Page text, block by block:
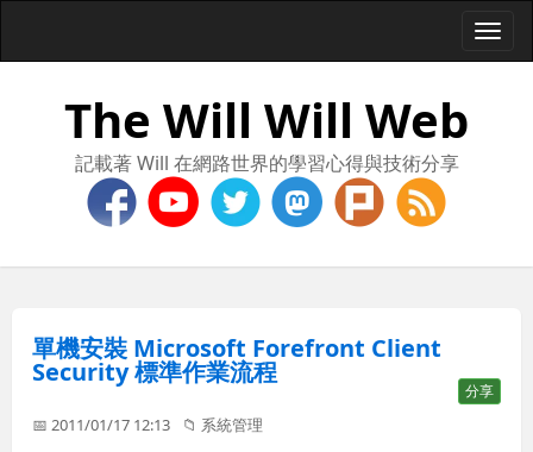
The Will Will Web
記載著 Will 在網路世界的學習心得與技術分享
單機安裝 Microsoft Forefront Client
Security 標準作業流程
分享
📅 2011/01/17 12:13 📁 系統管理